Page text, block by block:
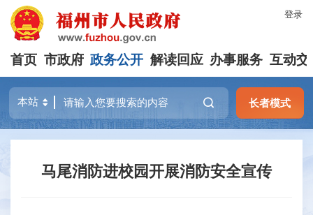
登录
首页 市政府 政务公开 解读回应 办事服务 互动交
长者模式
马尾消防进校园开展消防安全宣传